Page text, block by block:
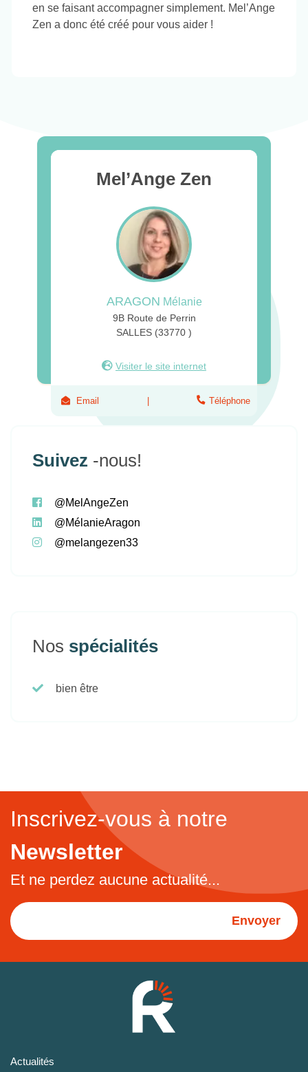
en se faisant accompagner simplement. Mel’Ange
Zen a donc été créé pour vous aider !
Mel’Ange Zen
ARAGON Mélanie
9B Route de Perrin
SALLES (33770 )
Visiter le site internet
Email Téléphone
Suivez -nous!
@MelAngeZen
@MélanieAragon
@melangezen33
Nos spécialités
bien être
Inscrivez-vous à notre
Newsletter
Et ne perdez aucune actualité...
Envoyer
Actualités